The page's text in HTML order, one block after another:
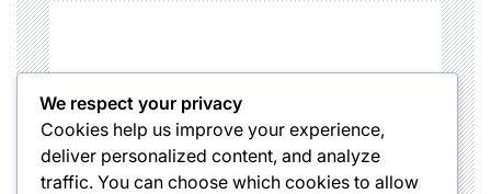
We respect your privacy
Cookies help us improve your experience,
deliver personalized content, and analyze
traffic. You can choose which cookies to allow